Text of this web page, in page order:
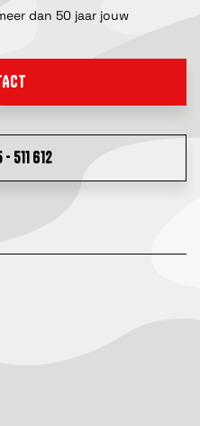
dan 50 jaar jouw
511 612